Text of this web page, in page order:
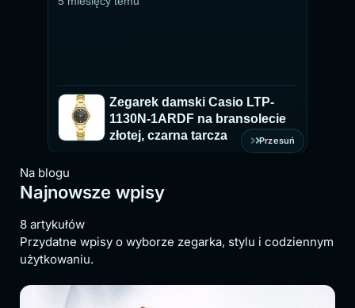
Zegarek damski Casio LTP-
1130N-1ARDF na bransolecie
złotej, czarna tarcza
Przesuń
Na blogu
Najnowsze wpisy
8 artykułów
Przydatne wpisy o wyborze zegarka, stylu i codziennym
użytkowaniu.